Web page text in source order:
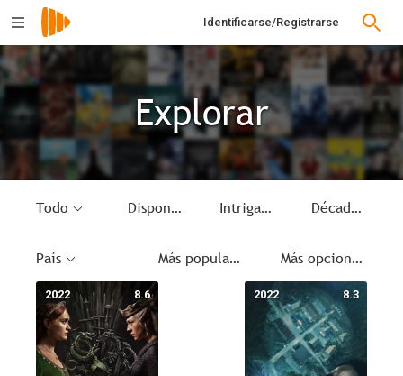
Identificarse/Registrarse
Explorar
Todo Disponible Intriga Década
País Más populares Más opciones
8.6
2022 8.3
2022